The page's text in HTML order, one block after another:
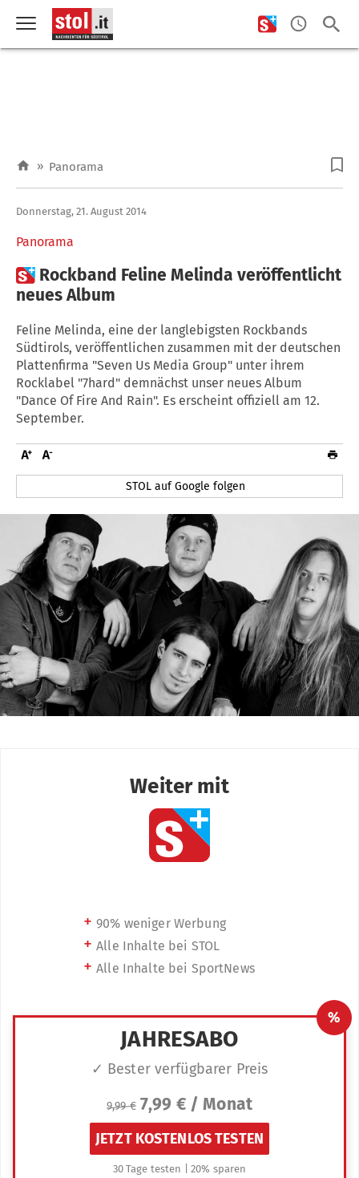
» Panorama
Panorama
Donnerstag, 21. August 2014
 Rockband Feline Melinda veröffentlicht
neues Album
Feline Melinda, eine der langlebigsten Rockbands
Südtirols, veröffentlichen zusammen mit der deutschen
Plattenfirma "Seven Us Media Group" unter ihrem
Rocklabel "7hard" demnächst unser neues Album
"Dance Of Fire And Rain". Es erscheint offiziell am 12.
September.
STOL auf Google folgen